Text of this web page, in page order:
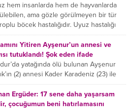
hem insanlarda hem de hayvanlarda
ama gözle görülmeyen bir tür
böcek hastalığıdır. Uyuz hastalığı
deride veya...
Yitiren Ayşenur’un annesi ve
tutuklandı! Şok eden ifade
yatağında ölü bulunan Ayşenur
(2) annesi Kader Karadeniz (23) ile
Hızır Tunç Çetinkaya (19) tutuklandı.
ifadesinde...
Ergüder: 17 sene daha yaşarsam
çocuğumun beni hatırlamasını